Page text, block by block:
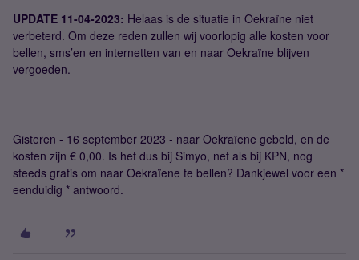
UPDATE 11-04-2023: Helaas is de situatie in Oekraïne niet
verbeterd. Om deze reden zullen wij voorlopig alle kosten voor
bellen, sms’en en internetten van en naar Oekraïne blijven
vergoeden.
Gisteren - 16 september 2023 - naar Oekraïene gebeld, en de
kosten zijn € 0,00. Is het dus bij Simyo, net als bij KPN, nog
steeds gratis om naar Oekraïene te bellen? Dankjewel voor een *
eenduidig * antwoord.